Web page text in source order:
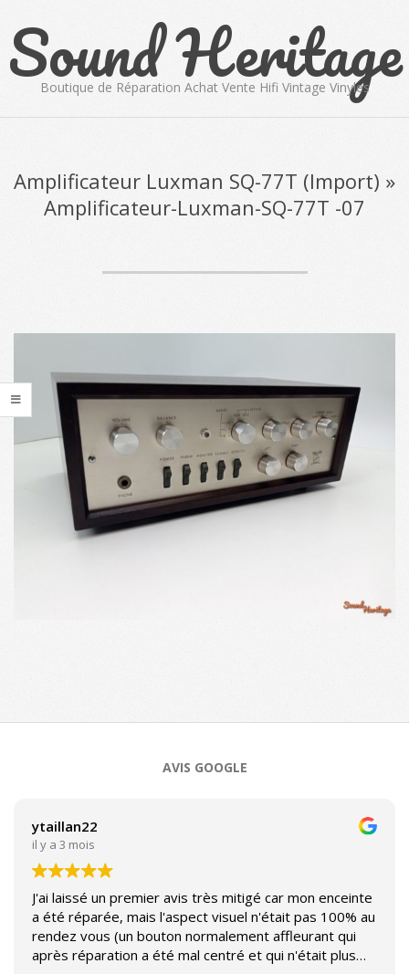
content
Sound Heritage
Boutique de Réparation Achat Vente Hifi Vintage Vinyles
Menu
Amplificateur Luxman SQ-77T (Import) »
Amplificateur-Luxman-SQ-77T -07
AVIS GOOGLE
ytaillan22
il y a 3 mois
J'ai laissé un premier avis très mitigé car mon enceinte
a été réparée, mais l'aspect visuel n'était pas 100% au
rendez vous (un bouton normalement affleurant qui
après réparation a été mal centré et qui n'était plus